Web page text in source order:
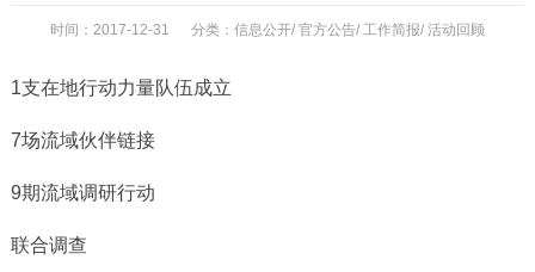
时间：2017-12-31 分类： 信息公开/ 官方公告/ 工作简报/ 活动回顾
1支在地行动力量队伍成立
7场流域伙伴链接
9期流域调研行动
联合调查